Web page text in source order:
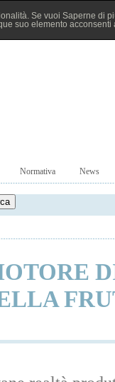
Se vuoi Saperne di
suo elemento acconsenti
Normativa News